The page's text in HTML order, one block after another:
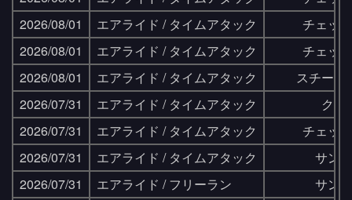
2026/08/01
エアライド / タイムアタック
チェッ
2026/08/01
エアライド / タイムアタック
チェッ
2026/08/01
エアライド / タイムアタック
スチール
2026/07/31
エアライド / タイムアタック
クリ
2026/07/31
エアライド / タイムアタック
チェッ
2026/07/31
エアライド / タイムアタック
サン
2026/07/31
エアライド / フリーラン
サン